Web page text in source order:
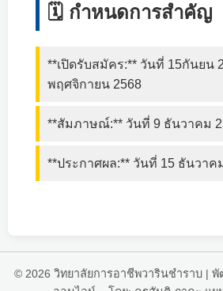
🗓️ กำหนดการสำคัญ
**เปิดรับสมัคร:** วันที่ 15กันยน
พฤศจิกายน 2568
**สัมภาษณ์:** วันที่ 9 ธันวาคม
**ประกาศผล:** วันที่ 15 ธันวาค
© 2026 วิทยาลัยการอาชีพวารินชำราบ |